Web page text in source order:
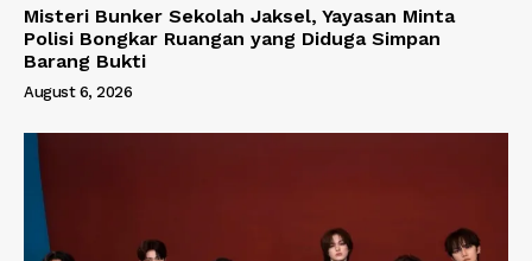
Misteri Bunker Sekolah Jaksel, Yayasan Minta
Polisi Bongkar Ruangan yang Diduga Simpan
Barang Bukti
August 6, 2026